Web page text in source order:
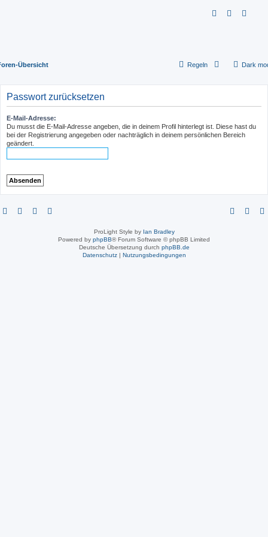
Dark
Regeln
Übersicht
Passwort zurücksetzen
E-Mail-Adresse:
Du musst die E-Mail-Adresse angeben, die in deinem Profil hinterlegt ist. Diese hast du
bei der Registrierung angegeben oder nachträglich in deinem persönlichen Bereich
geändert.
ProLight Style by Ian Bradley
Powered by phpBB® Forum Software © phpBB Limited
Deutsche Übersetzung durch phpBB.de
Datenschutz| Nutzungsbedingungen